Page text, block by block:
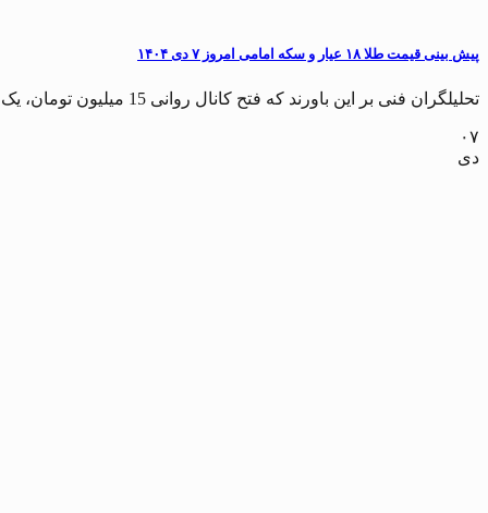
پیش بینی قیمت طلا ۱۸ عیار و سکه امامی امروز ۷ دی ۱۴۰۴
تحلیلگران فنی بر این باورند که فتح کانال روانی 15 میلیون تومان، یک سطح مهم...
۰۷
دی